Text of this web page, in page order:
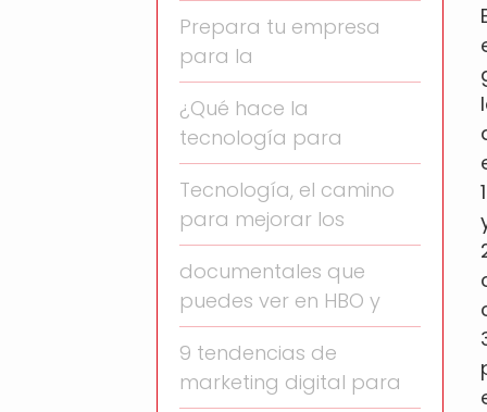
Prepara tu empresa
para la
¿Qué hace la
tecnología para
Tecnología, el camino
para mejorar los
documentales que
puedes ver en HBO y
9 tendencias de
marketing digital para